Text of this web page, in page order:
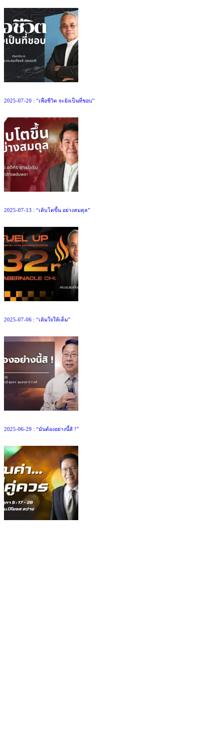
2025-07-20 : “เพื่อชีวิต จะยังเป็นที่ชอบ”
2025-07-13 : “เติบโตขึ้น อย่างสมดุล”
2025-07-06 : “เติมใจให้เต็ม”
2025-06-29 : “มันต้องอย่างนี้สิ !”